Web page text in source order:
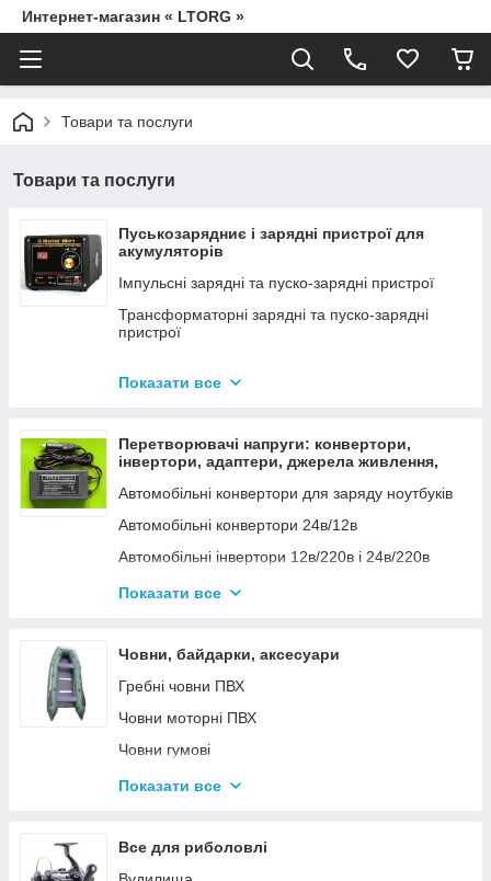
Интернет-магазин « LTORG »
Товари та послуги
Товари та послуги
Пуськозарядниє і зарядні пристрої для
акумуляторів
Імпульсні зарядні та пуско-зарядні пристрої
Трансформаторні зарядні та пуско-зарядні
пристрої
Показати все
Перетворювачі напруги: конвертори,
інвертори, адаптери, джерела живлення,
Автомобільні конвертори для заряду ноутбуків
Автомобільні конвертори 24в/12в
Автомобільні інвертори 12в/220в і 24в/220в
Вольтметры
Показати все
Човни, байдарки, аксесуари
Гребні човни ПВХ
Човни моторні ПВХ
Човни гумові
Надувні байдарки
Тюбінг
Страхувальні жилети
Показати все
Все для риболовлі